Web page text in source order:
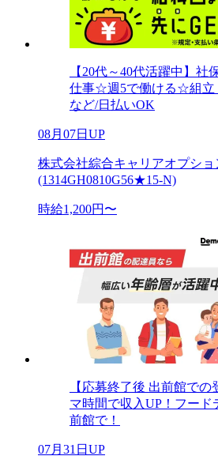
【20代～40代活躍中】社
仕事☆週5で働ける☆組立
など/日払いOK
08月07日UP
株式会社綜合キャリアオプショ
(1314GH0810G56★15-N)
時給1,200円〜
【応募終了後 出前館で
マ時間で収入UP！フード
前館で！
07月31日UP